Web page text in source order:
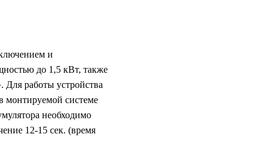
и
до 1,5 кВт, также
Для работы устройства
монтируемой системе
необходимо
12-15 сек. (время